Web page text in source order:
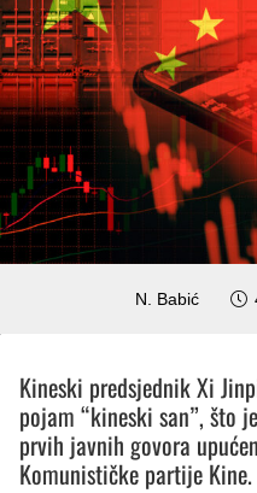
N. Babić
Kineski predsjednik Xi
pojam “kineski san”, što
prvih javnih govora
Komunističke partije Kine.